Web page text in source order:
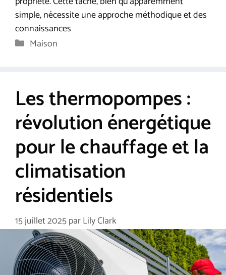
simple, nécessite une approche méthodique et des
connaissances
Catégories
Maison
Les thermopompes :
révolution énergétique
pour le chauffage et la
climatisation
résidentiels
15 juillet 2025parLily Clark